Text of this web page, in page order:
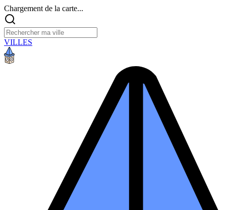
Chargement de la carte...
VILLES